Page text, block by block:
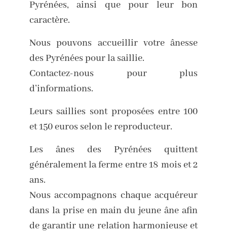
Pyrénées, ainsi que pour leur bon
caractère.
Nous pouvons accueillir votre ânesse
des Pyrénées pour la saillie.
Contactez-nous pour plus
d’informations.
Leurs saillies sont proposées entre 100
et 150 euros selon le reproducteur.
Les ânes des Pyrénées quittent
généralement la ferme entre 18 mois et 2
ans.
Nous accompagnons chaque acquéreur
dans la prise en main du jeune âne afin
de garantir une relation harmonieuse et